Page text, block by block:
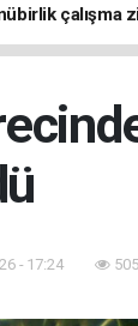
çalışma
- 17:24